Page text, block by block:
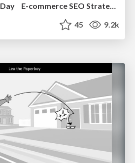
Building a Modern Day E-commerce SEO Strategy
45 9.2k